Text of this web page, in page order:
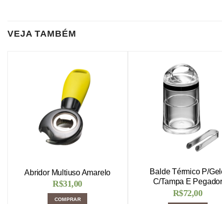
VEJA TAMBÉM
Abridor Multiuso Amarelo
R$31,00
COMPRAR
Balde Térmico P/
C/Tampa E Pegador
R$72,00